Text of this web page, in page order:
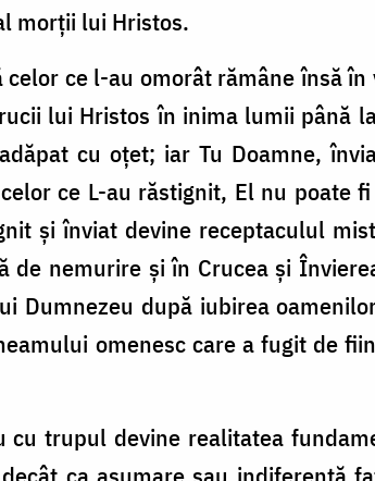
morţii lui Hristos.
ce l-au omorât rămâne însă în
lui Hristos în inima lumii până
cu oţet; iar Tu Doamne,
ce L-au răstignit, El nu poate
şi înviat devine receptaculul
de nemurire şi în Crucea şi
Dumnezeu după iubirea
omenesc care a fugit de
trupul devine realitatea
ca asumare sau indiferenţă